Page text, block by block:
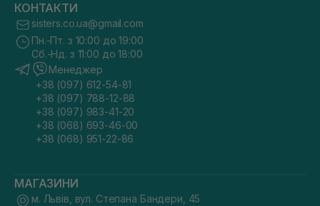
КОНТАКТИ
sisters.co.ua@gmail.com
Пн.-Пт. з 10:00 до 19:00
Сб.-Нд. з 11:00 до 18:00
Менеджер
+38 (097) 612-54-81
+38 (097) 788-12-88
+38 (097) 983-41-20
+38 (068) 693-46-00
+38 (068) 951-22-86
МАГАЗИНИ
м. Львів, вул. Степана Бандери, 45